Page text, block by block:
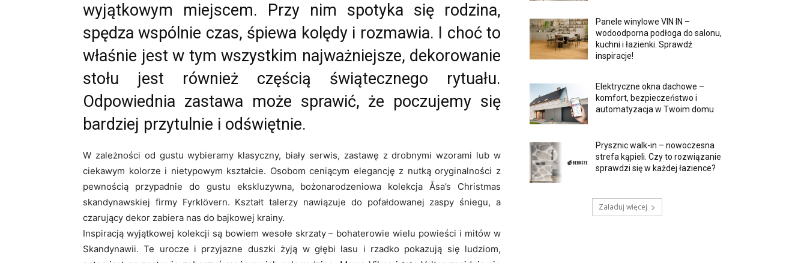
wyjątkowym miejscem. Przy nim spotyka się rodzina,
spędza wspólnie czas, śpiewa kolędy i rozmawia. I choć to
właśnie jest w tym wszystkim najważniejsze, dekorowanie
stołu jest również częścią świątecznego rytuału.
Odpowiednia zastawa może sprawić, że poczujemy się
bardziej przytulnie i odświętnie.
W zależności od gustu wybieramy klasyczny, biały serwis, zastawę z drobnymi wzorami lub w
ciekawym kolorze i nietypowym kształcie. Osobom ceniącym elegancję z nutką oryginalności z
pewnością przypadnie do gustu ekskluzywna, bożonarodzeniowa kolekcja Åsa’s Christmas
skandynawskiej firmy Fyrklövern. Kształt talerzy nawiązuje do pofałdowanej zaspy śniegu, a
czarujący dekor zabiera nas do bajkowej krainy.
Inspiracją wyjątkowej kolekcji są bowiem wesołe skrzaty – bohaterowie wielu powieści i mitów w
Skandynawii. Te urocze i przyjazne duszki żyją w głębi lasu i rzadko pokazują się ludziom,
Panele winylowe VIN IN –
wodoodporna podłoga do salonu,
kuchni i łazienki. Sprawdź
inspiracje!
Elektryczne okna dachowe –
komfort, bezpieczeństwo i
automatyzacja w Twoim domu
Prysznic walk-in – nowoczesna
strefa kąpieli. Czy to rozwiązanie
sprawdzi się w każdej łazience?
Załaduj więcej